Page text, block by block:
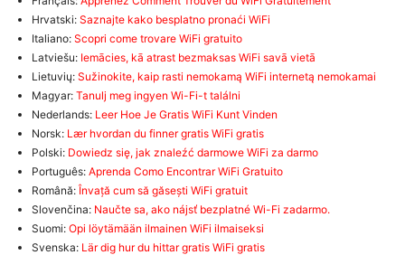
Hrvatski: Saznajte kako besplatno pronaći WiFi
Italiano: Scopri come trovare WiFi gratuito
Latviešu: Iemācies, kā atrast bezmaksas WiFi savā vietā
Lietuvių: Sužinokite, kaip rasti nemokamą WiFi internetą nemokamai
Magyar: Tanulj meg ingyen Wi-Fi-t találni
Nederlands: Leer Hoe Je Gratis WiFi Kunt Vinden
Norsk: Lær hvordan du finner gratis WiFi gratis
Polski: Dowiedz się, jak znaleźć darmowe WiFi za darmo
Português: Aprenda Como Encontrar WiFi Gratuito
Română: Învață cum să găsești WiFi gratuit
Slovenčina: Naučte sa, ako nájsť bezplatné Wi-Fi zadarmo.
Suomi: Opi löytämään ilmainen WiFi ilmaiseksi
Svenska: Lär dig hur du hittar gratis WiFi gratis